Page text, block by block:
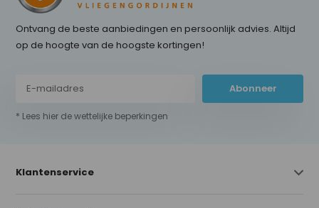
Ontvang de beste aanbiedingen en persoonlijk advies. Altijd
op de hoogte van de hoogste kortingen!
Abonneer
* Lees hier de wettelijke beperkingen
Klantenservice